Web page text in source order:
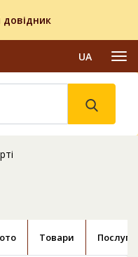
довідник
UA
Товари Послуги